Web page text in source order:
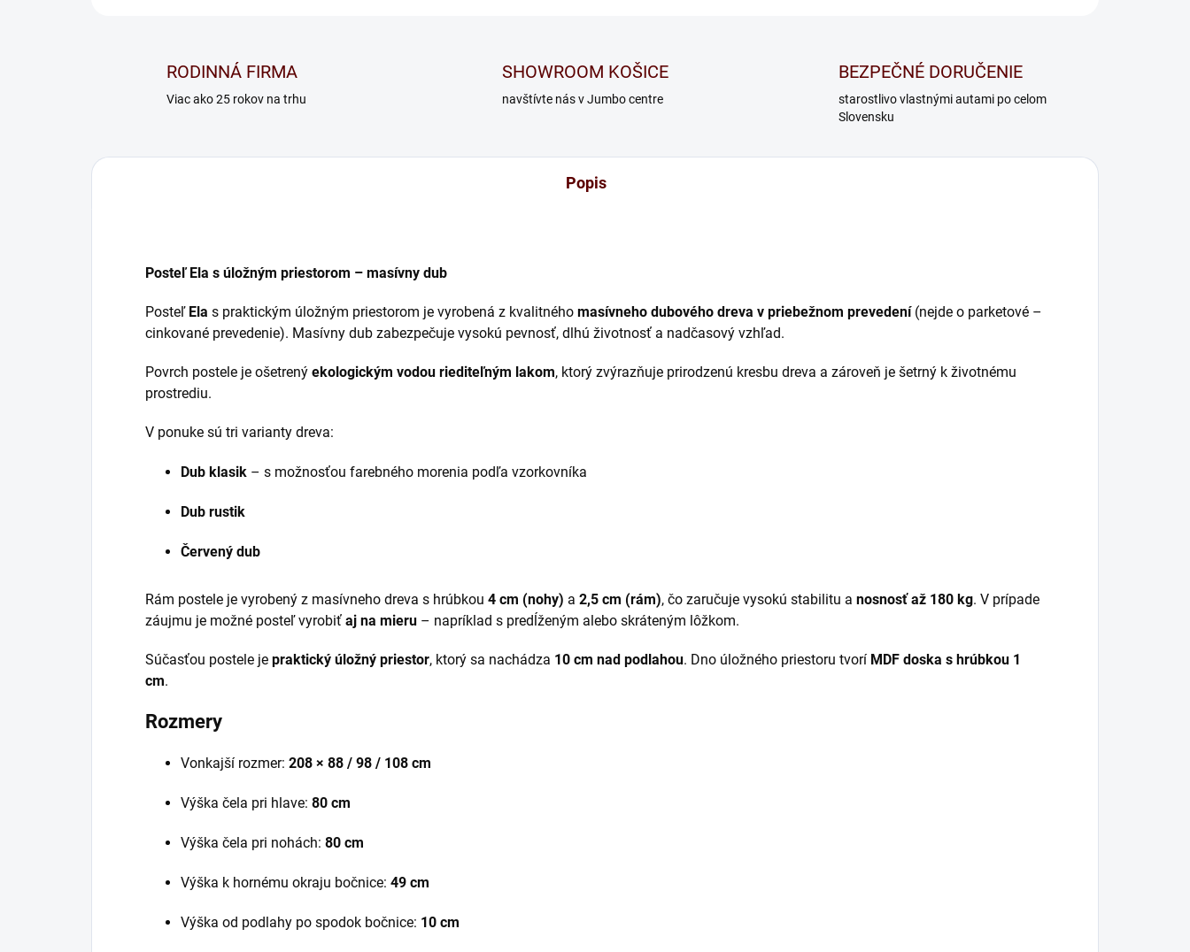
RODINNÁ FIRMA
Viac ako 25 rokov na trhu
SHOWROOM KOŠICE
navštívte nás v Jumbo centre
BEZPEČNÉ DORUČENIE
starostlivo vlastnými autami po celom
Slovensku
Popis
Posteľ Ela s úložným priestorom – masívny dub
Posteľ Ela s praktickým úložným priestorom je vyrobená z kvalitného masívneho dubového dreva v priebežnom prevedení(nejde o parketové –
cinkované prevedenie). Masívny dub zabezpečuje vysokú pevnosť, dlhú životnosť a nadčasový vzhľad.
Povrch postele je ošetrený ekologickým vodou riediteľným lakom, ktorý zvýrazňuje prirodzenú kresbu dreva a zároveň je šetrný k životnému
prostrediu.
V ponuke sú tri varianty dreva:
Dub klasik – s možnosťou farebného morenia podľa vzorkovníka
Dub rustik
Červený dub
Rám postele je vyrobený z masívneho dreva s hrúbkou 4 cm (nohy) a 2,5 cm (rám), čo zaručuje vysokú stabilitu a nosnosť až 180 kg. V prípade
záujmu je možné posteľ vyrobiť aj na mieru – napríklad s predĺženým alebo skráteným lôžkom.
Súčasťou postele je praktický úložný priestor, ktorý sa nachádza 10 cm nad podlahou. Dno úložného priestoru tvorí MDF doska s hrúbkou 1
cm.
Rozmery
Vonkajší rozmer: 208 × 88 / 98 / 108 cm
Výška čela pri hlave: 80 cm
Výška čela pri nohách: 80 cm
Výška k hornému okraju bočnice: 49 cm
Výška od podlahy po spodok bočnice: 10 cm